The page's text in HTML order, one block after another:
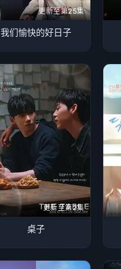
更新至第25集
我们愉快的好日子
更新至第2集
桌子